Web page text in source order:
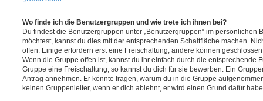
Wo finde ich die Benutzergruppen und wie trete ich ihnen bei?
Du findest die Benutzergruppen unter „Benutzergruppen“ im persönlichen
möchtest, kannst du dies mit der entsprechenden Schaltfläche machen.
offen. Einige erfordern erst eine Freischaltung, andere können
Wenn die Gruppe offen ist, kannst du ihr einfach durch die entsprechende
Gruppe eine Freischaltung, so kannst du dich für sie bewerben. Ein
Antrag annehmen. Er könnte fragen, warum du in die Gruppe
keinen Gruppenleiter, wenn er dich ablehnt, er wird einen Grund dafür